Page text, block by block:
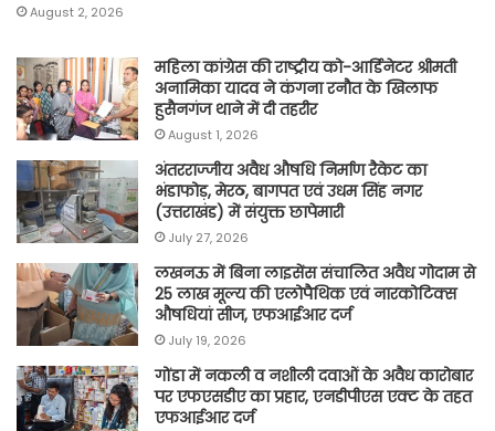
August 2, 2026
महिला कांग्रेस की राष्ट्रीय को-आर्डिनेटर श्रीमती
अनामिका यादव ने कंगना रनौत के खिलाफ
हुसैनगंज थाने में दी तहरीर
August 1, 2026
अंतरराज्जीय अवैध औषधि निर्माण रैकेट का
भंडाफोड़, मेरठ, बागपत एवं उधम सिंह नगर
(उत्तराखंड) में संयुक्त छापेमारी
July 27, 2026
लखनऊ में बिना लाइसेंस संचालित अवैध गोदाम से
25 लाख मूल्य की एलोपैथिक एवं नारकोटिक्स
औषधियां सीज, एफआईआर दर्ज
July 19, 2026
गोंडा में नकली व नशीली दवाओं के अवैध कारोबार
पर एफएसडीए का प्रहार, एनडीपीएस एक्ट के तहत
एफआईआर दर्ज